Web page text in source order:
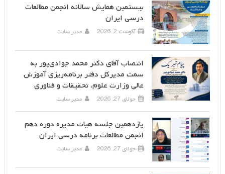
بیستمین همایش سالانه انجمن مطالعات
درسی ایران
آگوست 2, 2026 مدیر سایت
انتصاب آقای دکتر محمد جوادی‌پور به
سمت مدیرکل دفتر برنامه‌ریزی آموزش
عالی وزارت علوم، تحقیقات و فناوری
جولای 27, 2026 مدیر سایت
یازدهمین جلسه هیات مدیره دوره دهم
انجمن مطالعات برنامه درسی ایران
جولای 27, 2026 مدیر سایت